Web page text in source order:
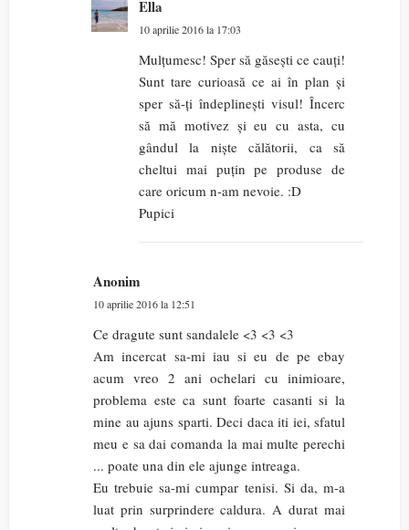
Ella
10 aprilie 2016 la 17:03
Mulțumesc! Sper să găsești ce cauți!
Sunt tare curioasă ce ai în plan și
sper să-ți îndeplinești visul! Încerc
să mă motivez și eu cu asta, cu
gândul la niște călătorii, ca să
cheltui mai puțin pe produse de
care oricum n-am nevoie. :D
Pupici
Anonim
10 aprilie 2016 la 12:51
Ce dragute sunt sandalele <3 <3 <3
Am incercat sa-mi iau si eu de pe ebay
acum vreo 2 ani ochelari cu inimioare,
problema este ca sunt foarte casanti si la
mine au ajuns sparti. Deci daca iti iei, sfatul
meu e sa dai comanda la mai multe perechi
... poate una din ele ajunge intreaga.
Eu trebuie sa-mi cumpar tenisi. Si da, m-a
luat prin surprindere caldura. A durat mai